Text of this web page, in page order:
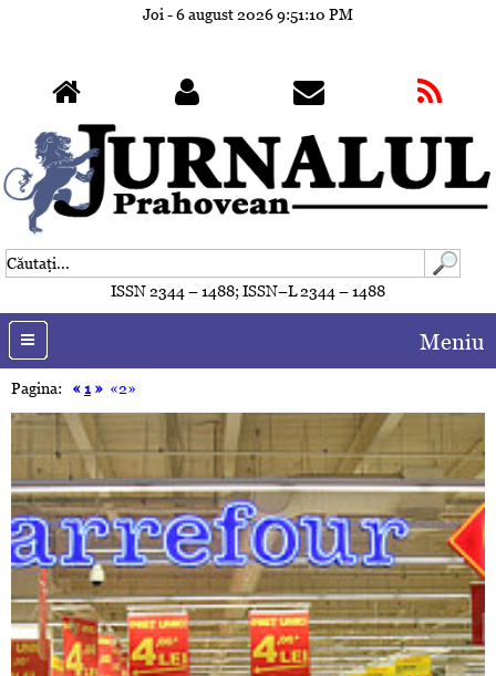
Joi - 6 august 20269:51:13 PM
ISSN 2344 – 1488; ISSN–L 2344 – 1488
Meniu
Pagina: «1» «2»